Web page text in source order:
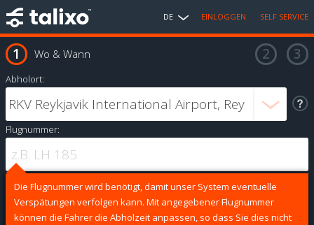
DE EINLOGGEN SELF SERVICE
Wo & Wann
Abholort:
Flugnummer:
Die Flugnummer wird benötigt, damit unser System eventuelle
Verspätungen verfolgen kann. Mit angegebener Flugnummer
können die Fahrer die Abholzeit anpassen, so dass Sie dies nicht